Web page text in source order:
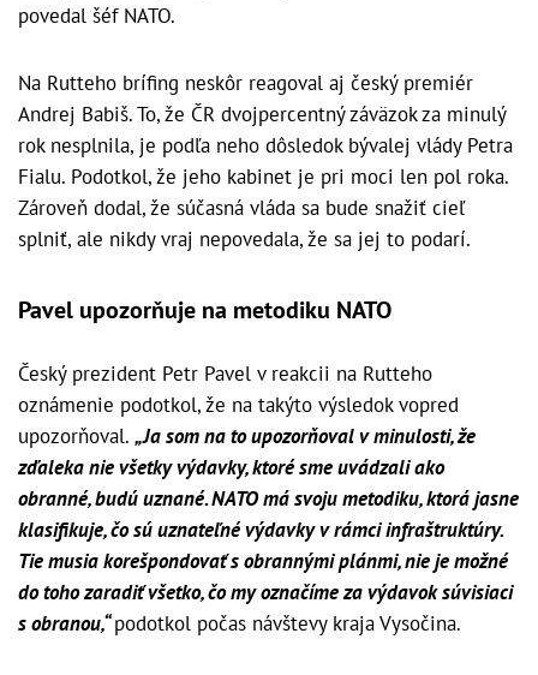
povedal šéf NATO.
Na Rutteho brífing neskôr reagoval aj český premiér
Andrej Babiš. To, že ČR dvojpercentný záväzok za minulý
rok nesplnila, je podľa neho dôsledok bývalej vlády Petra
Fialu. Podotkol, že jeho kabinet je pri moci len pol roka.
Zároveň dodal, že súčasná vláda sa bude snažiť cieľ
splniť, ale nikdy vraj nepovedala, že sa jej to podarí.
Pavel upozorňuje na metodiku NATO
Český prezident Petr Pavel v reakcii na Rutteho
oznámenie podotkol, že na takýto výsledok vopred
upozorňoval. „Ja som na to upozorňoval v minulosti, že
zďaleka nie všetky výdavky, ktoré sme uvádzali ako
obranné, budú uznané. NATO má svoju metodiku, ktorá jasne
klasifikuje, čo sú uznateľné výdavky v rámci infraštruktúry.
Tie musia korešpondovať s obrannými plánmi, nie je možné
do toho zaradiť všetko, čo my označíme za výdavok súvisiaci
s obranou,“podotkol počas návštevy kraja Vysočina.